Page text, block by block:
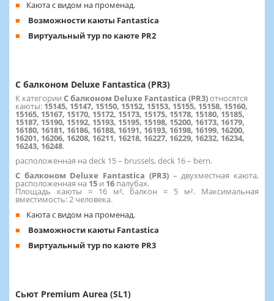
Каюта с видом на променад.
Возможности каюты Fantastica
Виртуальный тур по каюте PR2
С балконом Deluxe Fantastica (PR3)
К категории С балконом Deluxe Fantastica (PR3)относятся
каюты: 15145, 15147, 15150, 15152, 15153, 15155, 15158, 15160,
15165, 15167, 15170, 15172, 15173, 15175, 15178, 15180, 15185,
15187, 15190, 15192, 15193, 15195, 15198, 15200, 16173, 16179,
16180, 16181, 16186, 16188, 16191, 16193, 16198, 16199, 16200,
16201, 16206, 16208, 16211, 16218, 16227, 16229, 16232, 16234,
16243, 16248.
расположенная на deck 15 – brussels, deck 16 – bern.
С балконом Deluxe Fantastica (PR3)– двухместная каюта,
расположенная на 15 и 16 палубах.
Площадь каюты ≈ 16 м², балкон ≈ 5 м². Максимальная
вместимость: 2 человека.
Каюта с видом на променад.
Возможности каюты Fantastica
Виртуальный тур по каюте PR3
Сьют Premium Aurea (SL1)